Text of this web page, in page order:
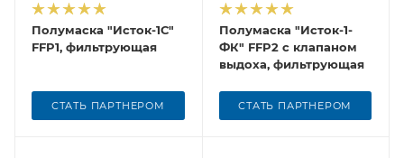
Полумаска "Исток-1С"
FFP1, фильтрующая
СТАТЬ ПАРТНЕРОМ
Полумаска "Исток-1-
ФК" FFP2 с клапаном
выдоха, фильтрующая
СТАТЬ ПАРТНЕРОМ